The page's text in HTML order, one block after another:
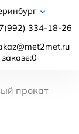
334-18-26
0
прокат